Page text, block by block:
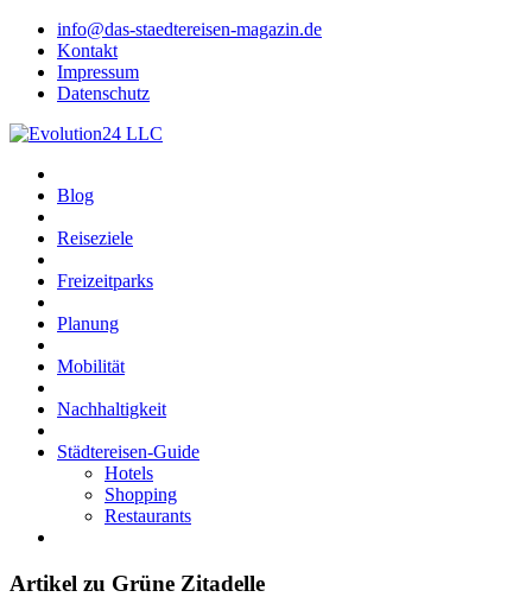
info@das-staedtereisen-magazin.de
Kontakt
Impressum
Datenschutz
Blog
Reiseziele
Freizeitparks
Planung
Mobilität
Nachhaltigkeit
Städtereisen-Guide
Hotels
Shopping
Restaurants
Artikel zu Grüne Zitadelle